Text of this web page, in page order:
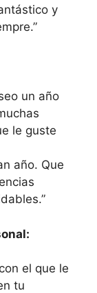
y
un año
le guste
año. Que
el que le
tu